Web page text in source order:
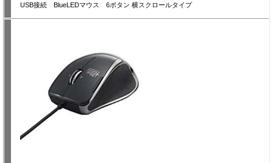
USB接続 BlueLEDマウス 6ボタン 横スクロールタイプ